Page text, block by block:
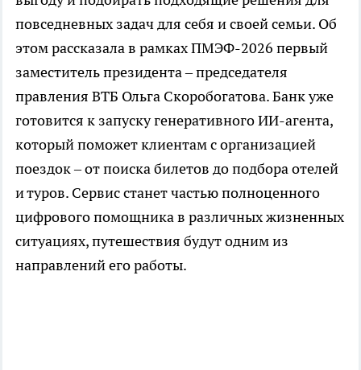
повседневных задач для себя и своей семьи. Об
этом рассказала в рамках ПМЭФ-2026 первый
заместитель президента – председателя
правления ВТБ Ольга Скоробогатова. Банк уже
готовится к запуску генеративного ИИ-агента,
который поможет клиентам с организацией
поездок – от поиска билетов до подбора отелей
и туров. Сервис станет частью полноценного
цифрового помощника в различных жизненных
ситуациях, путешествия будут одним из
направлений его работы.